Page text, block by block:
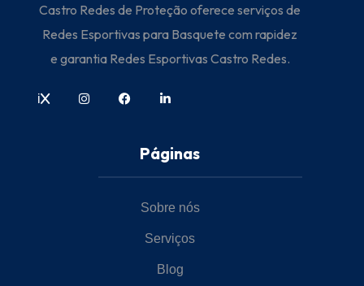
Castro Redes de Proteção oferece serviços de
Redes Esportivas para Basquete com rapidez
e garantia Redes Esportivas Castro Redes.
i
Páginas
Sobre nós
Serviços
Blog